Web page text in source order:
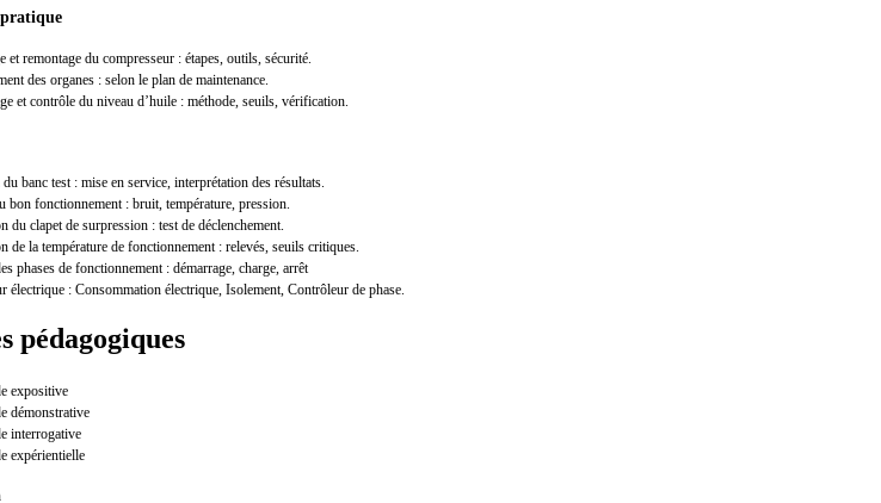
et remontage du compresseur : étapes, outils, sécurité.
des organes : selon le plan de maintenance.
et contrôle du niveau d’huile : méthode, seuils, vérification.
banc test : mise en service, interprétation des résultats.
bon fonctionnement : bruit, température, pression.
du clapet de surpression : test de déclenchement.
de la température de fonctionnement : relevés, seuils critiques.
phases de fonctionnement : démarrage, charge, arrêt
électrique : Consommation électrique, Isolement, Contrôleur de phase.
pédagogiques
expositive
démonstrative
interrogative
expérientielle